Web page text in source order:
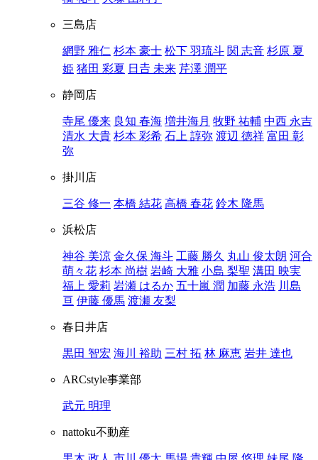
三島店
網野 雅仁 杉本 豪士 松下 羽琉斗 関 志音 杉原 夏
姫 猪田 彩夏 日𠮷 未来 芹澤 潤平
静岡店
寺尾 優来 良知 春海 増井海月 牧野 祐輔 中西 永吉
清水 大貴 杉本 彩希 石上 諄弥 渡辺 徳祥 富田 彰
弥
掛川店
三谷 修一 本橋 結花 高橋 春花 鈴木 隆馬
浜松店
神谷 美涼 金久保 海斗 工藤 勝久 丸山 俊太朗 河合
萌々花 杉本 尚樹 岩崎 大雅 小島 梨聖 溝田 映実
福上 愛莉 岩瀬 はるか 五十嵐 潤 加藤 永浩 川島
亘 伊藤 優馬 渡瀬 友梨
春日井店
黒田 智宏 海川 裕助 三村 拓 林 麻恵 岩井 達也
ARCstyle事業部
武元 明理
nattoku不動産